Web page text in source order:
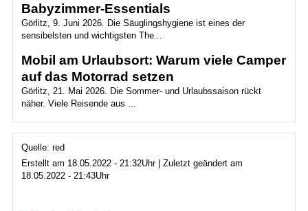
Babyzimmer‑Essentials
Görlitz, 9. Juni 2026. Die Säuglingshygiene ist eines der
sensibelsten und wichtigsten The...
Mobil am Urlaubsort: Warum viele Camper
auf das Motorrad setzen
Görlitz, 21. Mai 2026. Die Sommer- und Urlaubssaison rückt
näher. Viele Reisende aus ...
Quelle: red
Erstellt am 18.05.2022 - 21:32Uhr | Zuletzt geändert am
18.05.2022 - 21:43Uhr